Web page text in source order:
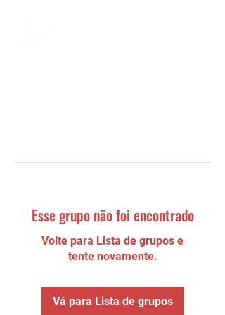
Esse grupo não foi encontrado
Volte para Lista de grupos e
tente novamente.
Vá para Lista de grupos